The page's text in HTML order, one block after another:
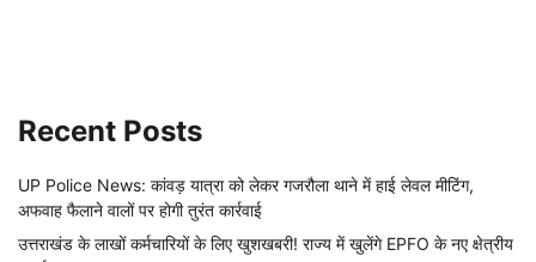
Recent Posts
UP Police News: कांवड़ यात्रा को लेकर गजरौला थाने में हाई लेवल मीटिंग,
अफवाह फैलाने वालों पर होगी तुरंत कार्रवाई
उत्तराखंड के लाखों कर्मचारियों के लिए खुशखबरी! राज्य में खुलेंगे EPFO के नए क्षेत्रीय